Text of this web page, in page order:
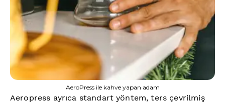
AeroPress ile kahve yapan adam
Aeropress ayrıca standart yöntem, ters çevrilmiş